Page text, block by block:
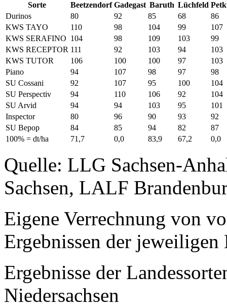
Sorte
Beetzendorf Gadegast Baruth Lüchfeld
Durinos
80 92 85 68
86
KWS TAYO
110 98 104 99
107
KWS SERAFINO 104 98 109 103
99
KWS RECEPTOR 111 92 103 94
103
KWS TUTOR
106 100 100 97
103
Piano
94 107 98 97
98
SU Cossani
92 107 95 100
104
SU Perspectiv
94 110 106 92
104
SU Arvid
94 94 103 95
101
Inspector
80 96 90 93
92
SU Bepop
84 85 94 82
87
100% = dt/ha
71,7 0,0 83,9 67,2 0,0
Quelle: LLG Sachsen-
Sachsen, LALF
Eigene Verrechnung von
Ergebnissen der jeweiligen
Ergebnisse der
Niedersachsen